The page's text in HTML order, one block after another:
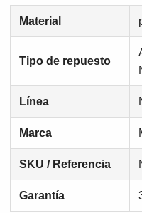
Material
Tipo de repuesto
Línea
Marca
SKU / Referencia
Garantía